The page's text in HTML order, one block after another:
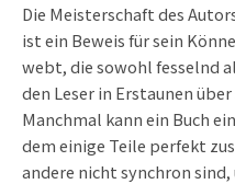
Die Meisterschaft des
ist ein Beweis für sein
webt, die sowohl fesselnd
den Leser in Erstaunen
Manchmal kann ein Buch
dem einige Teile perfekt
andere nicht synchron